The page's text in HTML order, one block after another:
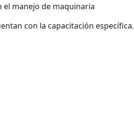
el manejo de maquinaria
con la capacitación específica.